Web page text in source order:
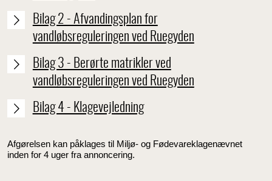
Bilag 2 - Afvandingsplan for
vandløbsreguleringen ved Ruegyden
Bilag 3 - Berørte matrikler ved
vandløbsreguleringen ved Ruegyden
Bilag 4 - Klagevejledning
Afgørelsen kan påklages til Miljø- og Fødevareklagenævnet
inden for 4 uger fra annoncering.